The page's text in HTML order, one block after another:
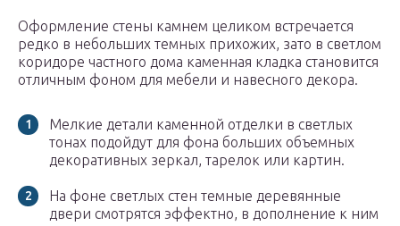
Оформление стены камнем целиком встречается
редко в небольших темных прихожих, зато в светлом
коридоре частного дома каменная кладка становится
отличным фоном для мебели и навесного декора.
Мелкие детали каменной отделки в светлых
тонах подойдут для фона больших объемных
декоративных зеркал, тарелок или картин.
На фоне светлых стен темные деревянные
двери смотрятся эффектно, в дополнение к ним